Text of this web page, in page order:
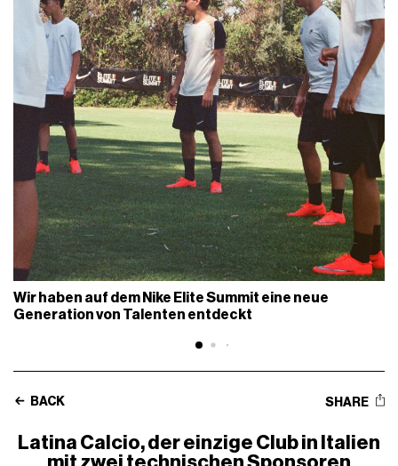
Wir haben auf dem Nike Elite Summit eine neue
Generation von Talenten entdeckt
BACK SHARE
Latina Calcio, der einzige Club in Italien